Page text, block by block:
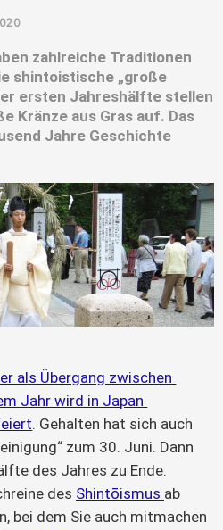
zahlreiche Traditionen
shintoistische „große
ersten Jahreshälfte stellen
Kränze aus Gras auf. Das
Jahre Geschichte
als Übergang zwischen
Jahr wird in Japan
. Gehalten hat sich auch
zum 30. Juni. Dann
des Jahres zu Ende.
des Shintōismus ab
bei dem Sie auch mitmachen